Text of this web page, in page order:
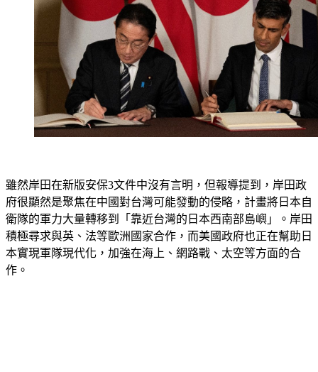
雖然岸田在新版安保3文件中沒有言明，但報導提到，岸田政
府很顯然是聚焦在中國對台灣可能發動的侵略，計畫將日本自
衛隊的軍力大量轉移到「靠近台灣的日本西南部島嶼」。岸田
積極尋求與英、法等歐洲國家合作，而美國政府也正在幫助日
本實現軍隊現代化，加強在海上、網路戰、太空等方面的合
作。